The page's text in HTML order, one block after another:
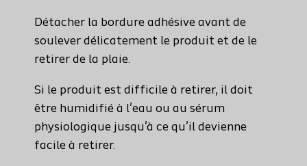
Détacher la bordure adhésive avant de
soulever délicatement le produit et de le
retirer de la plaie.
Si le produit est difficile à retirer, il doit
être humidifié à l'eau ou au sérum
physiologique jusqu'à ce qu'il devienne
facile à retirer.